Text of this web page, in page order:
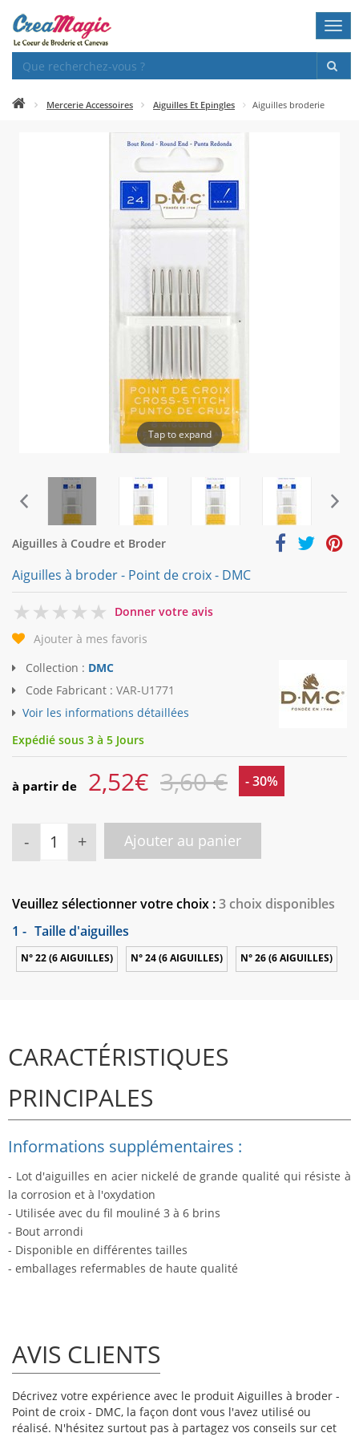
Mercerie Accessoires Aiguilles Et Epingles Aiguilles broderie
Tap to expand
Aiguilles à Coudre et Broder
Aiguilles à broder - Point de croix - DMC
0
Donner votre avis
Ajouter à mes favoris
Collection : DMC
Code Fabricant : VAR-U1771
Voir les informations détaillées
Expédié sous 3 à 5 Jours
à partir de 2,52€ 3,60 € - 30%
- + Ajouter au panier
Veuillez sélectionner votre choix :3 choix disponibles
1 - Taille d'aiguilles
N° 22 (6 AIGUILLES) N° 24 (6 AIGUILLES) N° 26 (6 AIGUILLES)
CARACTÉRISTIQUES
PRINCIPALES
Informations supplémentaires :
- Lot d'aiguilles en acier nickelé de grande qualité qui résiste à
la corrosion et à l'oxydation
- Utilisée avec du fil mouliné 3 à 6 brins
- Bout arrondi
- Disponible en différentes tailles
- emballages refermables de haute qualité
AVIS CLIENTS
Décrivez votre expérience avec le produit Aiguilles à broder -
Point de croix - DMC, la façon dont vous l'avez utilisé ou
réalisé. N'hésitez surtout pas à partagez vos conseils sur cet